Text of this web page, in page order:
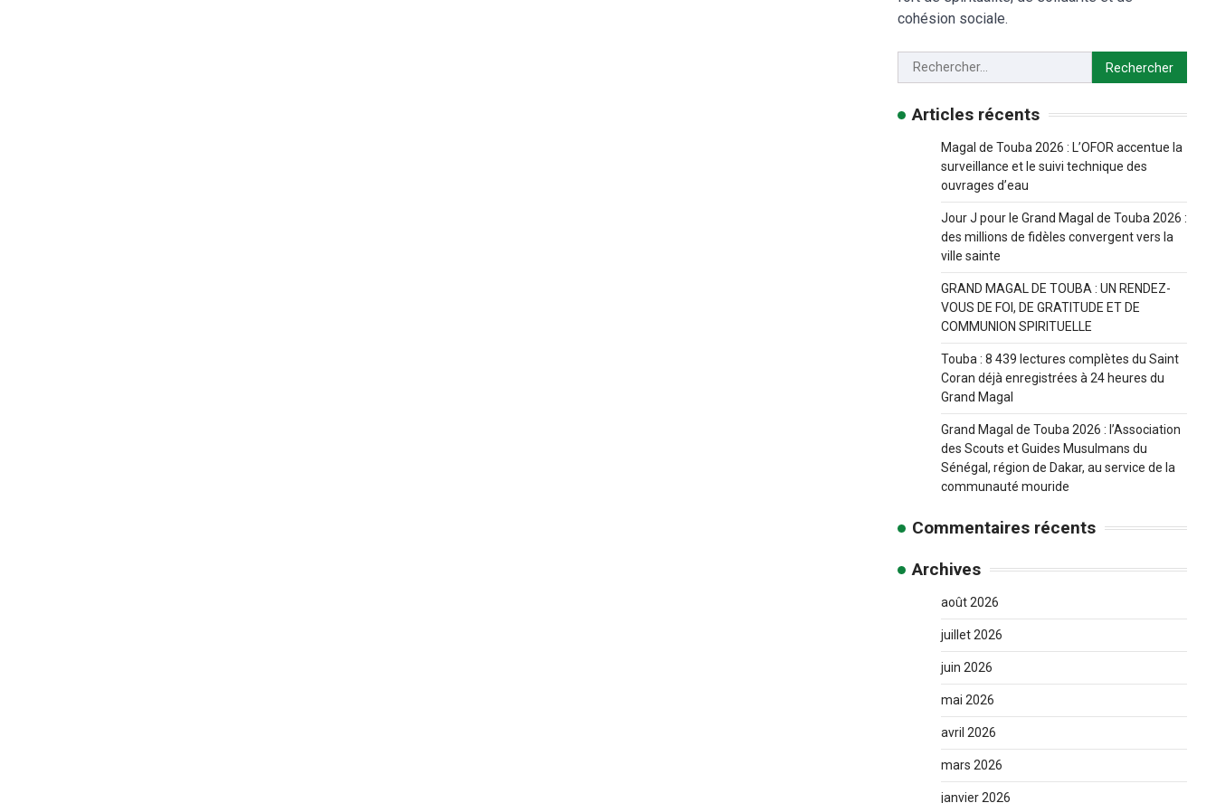
cohésion sociale.
Articles récents
Magal de Touba 2026 : L’OFOR accentue la
surveillance et le suivi technique des
ouvrages d’eau
Jour J pour le Grand Magal de Touba 2026 :
des millions de fidèles convergent vers la
ville sainte
GRAND MAGAL DE TOUBA : UN RENDEZ-
VOUS DE FOI, DE GRATITUDE ET DE
COMMUNION SPIRITUELLE
Touba : 8 439 lectures complètes du Saint
Coran déjà enregistrées à 24 heures du
Grand Magal
Grand Magal de Touba 2026 : l’Association
des Scouts et Guides Musulmans du
Sénégal, région de Dakar, au service de la
communauté mouride
Commentaires récents
Archives
août 2026
juillet 2026
juin 2026
mai 2026
avril 2026
mars 2026
janvier 2026